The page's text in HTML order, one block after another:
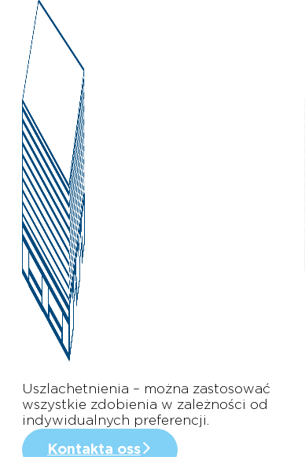
Uszlachetnienia – można zastosować
wszystkie zdobienia w zależności od
indywidualnych preferencji.
Kontakta oss